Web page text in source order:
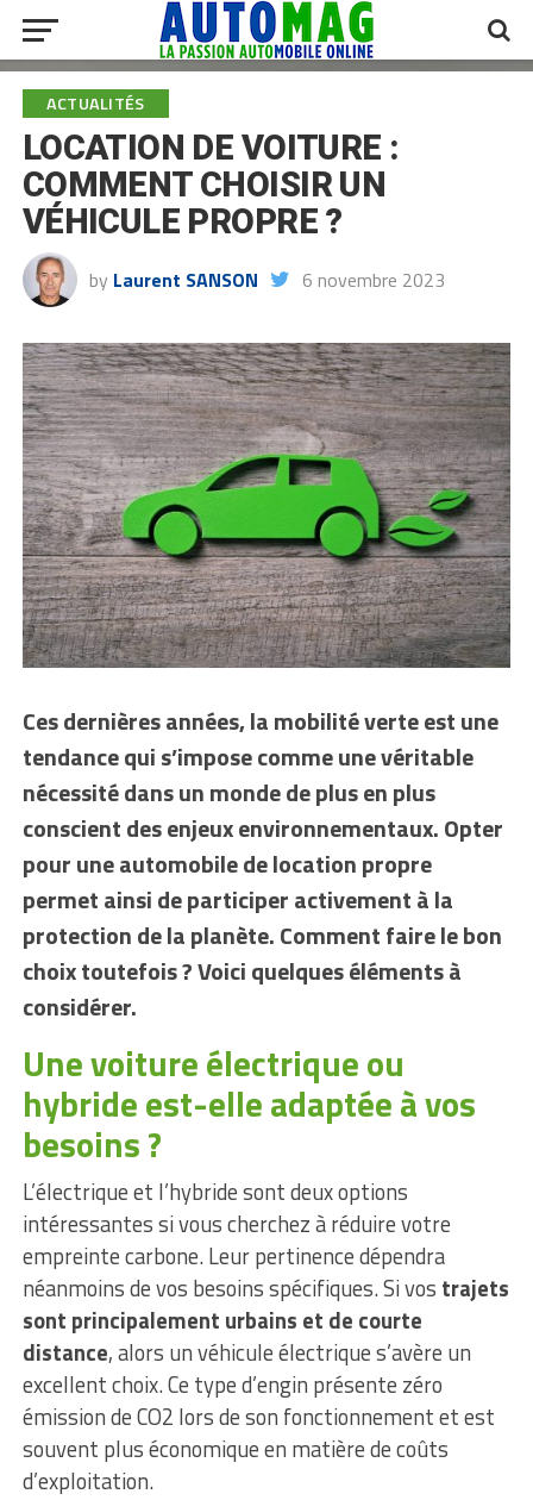
ACTUALITÉS
LOCATION DE VOITURE :
COMMENT CHOISIR UN
VÉHICULE PROPRE ?
by Laurent SANSON 6 novembre 2023
Ces dernières années, la mobilité verte est une
tendance qui s’impose comme une véritable
nécessité dans un monde de plus en plus
conscient des enjeux environnementaux. Opter
pour une automobile de location propre
permet ainsi de participer activement à la
protection de la planète. Comment faire le bon
choix toutefois ? Voici quelques éléments à
considérer.
Une voiture électrique ou
hybride est-elle adaptée à vos
besoins ?
L’électrique et l’hybride sont deux options
intéressantes si vous cherchez à réduire votre
empreinte carbone. Leur pertinence dépendra
néanmoins de vos besoins spécifiques. Si vos trajets
sont principalement urbains et de courte
distance, alors un véhicule électrique s’avère un
excellent choix. Ce type d’engin présente zéro
émission de CO2 lors de son fonctionnement et est
souvent plus économique en matière de coûts
d’exploitation.